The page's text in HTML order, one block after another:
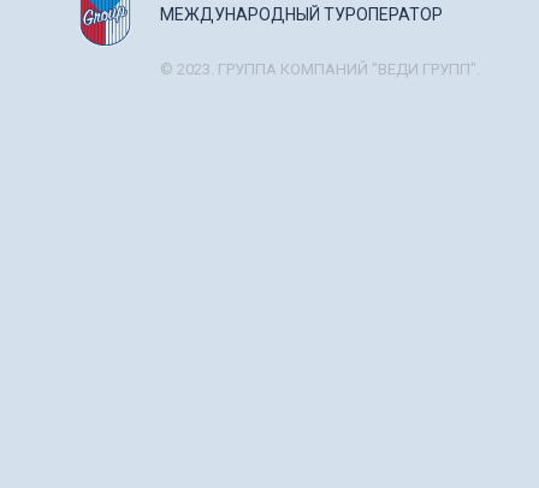
МЕЖДУНАРОДНЫЙ ТУРОПЕРАТОР
© 2023. ГРУППА КОМПАНИЙ "ВЕДИ ГРУПП".